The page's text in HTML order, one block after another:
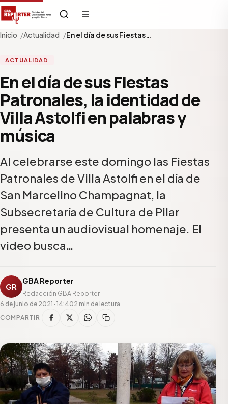
Inicio Actualidad En el día de sus Fiestas…
ACTUALIDAD
En el día de sus Fiestas
Patronales, la identidad de
Villa Astolfi en palabras y
música
Al celebrarse este domingo las Fiestas
Patronales de Villa Astolfi en el día de
San Marcelino Champagnat, la
Subsecretaría de Cultura de Pilar
presenta un audiovisual homenaje. El
video busca…
GR
GBA Reporter
Redacción GBA Reporter
6 de junio de 2021 · 14:402 min de lectura
COMPARTIR